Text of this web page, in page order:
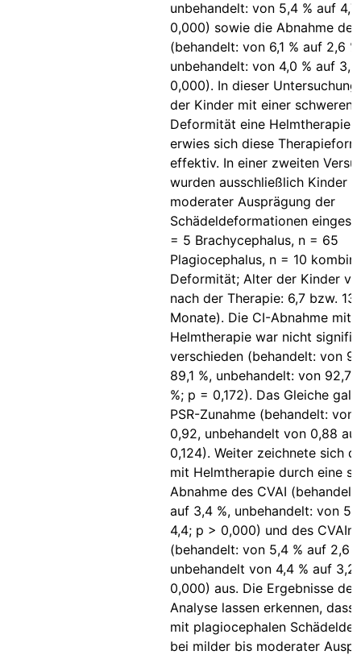
unbehandelt: von 5,4 % auf
0,000) sowie die Abnahme
(behandelt: von 6,1 % auf 2,6
unbehandelt: von 4,0 % auf
0,000). In dieser
der Kinder mit einer schweren
Deformität eine Helmtherapie
erwies sich diese
effektiv. In einer zweiten
wurden ausschließlich Kinder
moderater Ausprägung der
Schädeldeformationen
= 5 Brachycephalus, n = 65
Plagiocephalus, n = 10
Deformität; Alter der Kinder
nach der Therapie: 6,7 bzw.
Monate). Die CI-Abnahme mit
Helmtherapie war nicht
verschieden (behandelt: von
89,1 %, unbehandelt: von 92,7
%; p = 0,172). Das Gleiche
PSR-Zunahme (behandelt: von
0,92, unbehandelt von 0,88
0,124). Weiter zeichnete sich
mit Helmtherapie durch eine
Abnahme des CVAI (behandelt:
auf 3,4 %, unbehandelt: von
4,4; p > 0,000) und des
(behandelt: von 5,4 % auf 2,6
unbehandelt von 4,4 % auf 3,2
0,000) aus. Die Ergebnisse der
Analyse lassen erkennen, dass
mit plagiocephalen
bei milder bis moderater